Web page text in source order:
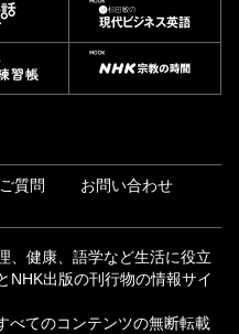
質問
お問い合わせ
、健康、語学など生活に役立
NHK出版の刊行物の情報サイ
べてのコンテンツの無断転載